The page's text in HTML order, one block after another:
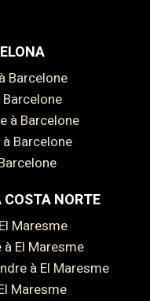
Barcelone
Barcelone
à Barcelone
à Barcelone
NORTE
Maresme
à El Maresme
à El Maresme
Maresme